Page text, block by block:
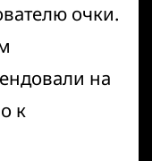
очки.
на
к